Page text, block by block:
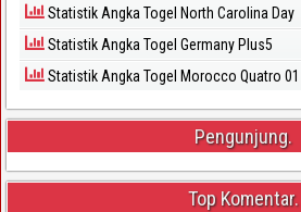
Statistik Angka Togel North Carolina Day
Statistik Angka Togel Germany Plus5
Statistik Angka Togel Morocco Quatro 01
Pengunjung.
Top Komentar.